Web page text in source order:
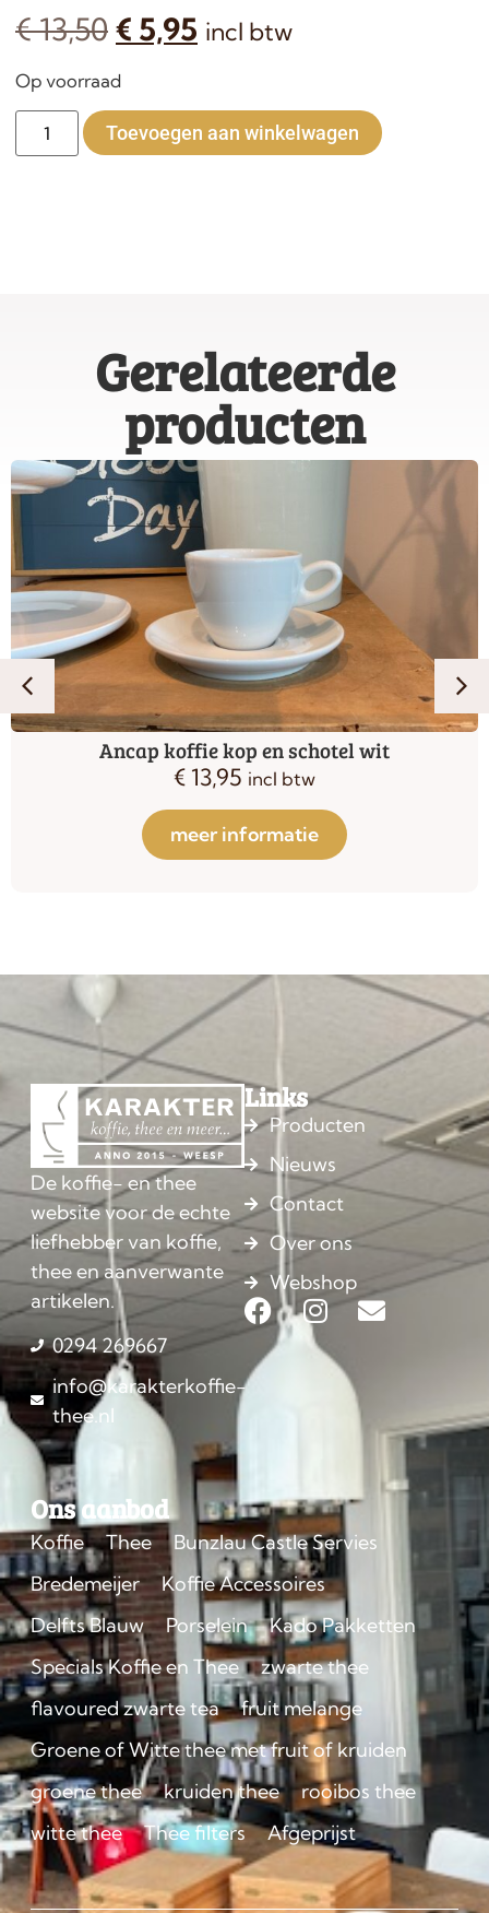
€13,50 € 5,95 incl btw
Op voorraad
Toevoegen aan winkelwagen
Gerelateerde
producten
Ancap koffie kop en schotel wit
€ 13,95 incl btw
meer informatie
De koffie- en thee
website voor de echte
liefhebber van koffie,
thee en aanverwante
artikelen.
0294 269667
info@karakterkoffie-
thee.nl
Links
Producten
Nieuws
Contact
Over ons
Webshop
Ons aanbod
Koffie Thee
Bunzlau Castle Servies
Bredemeijer
Koffie Accessoires
Delfts Blauw
Porselein
Kado Pakketten
Specials Koffie en Thee
zwarte thee
flavoured zwarte tea
fruit melange
Groene of Witte thee met fruit of kruiden
groene thee
kruiden thee
rooibos thee
witte thee
Thee filters Afgeprijst